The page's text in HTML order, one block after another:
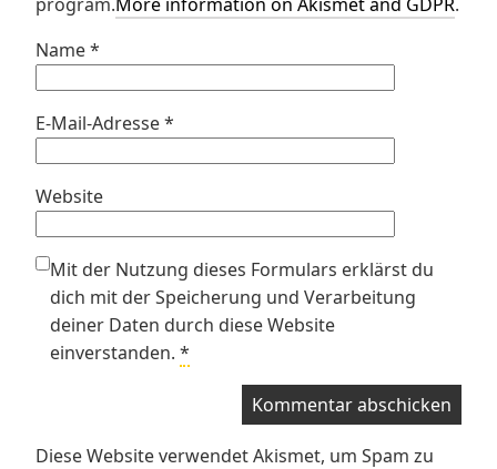
Name*
E-Mail-Adresse*
Website
Mit der Nutzung dieses Formulars erklärst du
dich mit der Speicherung und Verarbeitung
deiner Daten durch diese Website
einverstanden. *
Diese Website verwendet Akismet, um Spam zu